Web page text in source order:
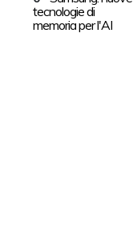
tecnologie di
memoria per l'AI